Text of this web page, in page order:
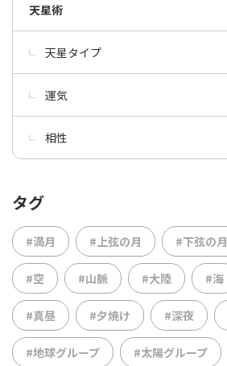
天星術
天星タイプ
運気
相性
タグ
#満月 #上弦の月 #下弦の月
#空 #山脈 #大陸 #海
#真昼 #夕焼け #深夜
#地球グループ #太陽グループ